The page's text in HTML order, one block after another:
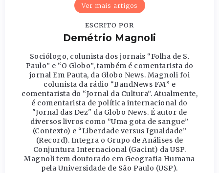
Ver mais artigos
ESCRITO POR
Demétrio Magnoli
Sociólogo, colunista dos jornais “Folha de S.
Paulo” e “O Globo”, também é comentarista do
jornal Em Pauta, da Globo News. Magnoli foi
colunista da rádio “BandNews FM” e
comentarista do “Jornal da Cultura”. Atualmente,
é comentarista de política internacional do
"Jornal das Dez" da Globo News. É autor de
diversos livros como ”Uma gota de sangue”
(Contexto) e “Liberdade versus Igualdade”
(Record). Integra o Grupo de Análises de
Conjuntura Internacional (Gacint) da USP.
Magnoli tem doutorado em Geografia Humana
pela Universidade de São Paulo (USP).